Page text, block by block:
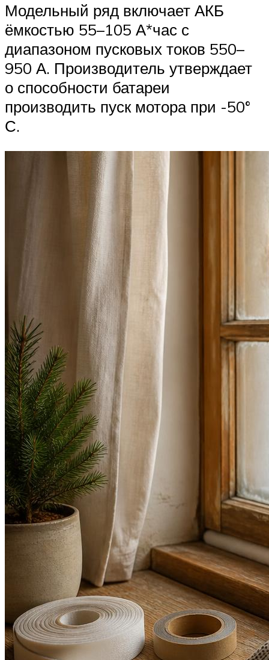
Модельный ряд включает АКБ
ёмкостью 55–105 А*час с
диапазоном пусковых токов 550–
950 А. Производитель утверждает
о способности батареи
производить пуск мотора при -50°
С.